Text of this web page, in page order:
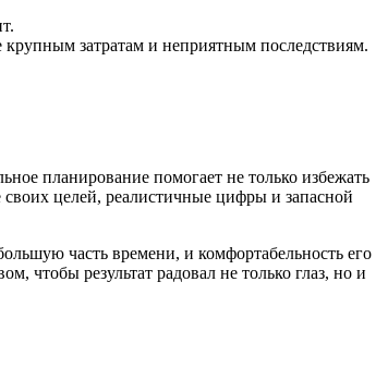
крупным затратам и неприятным последствиям.
планирование помогает не только избежать
целей, реалистичные цифры и запасной
часть времени, и комфортабельность его
чтобы результат радовал не только глаз, но и